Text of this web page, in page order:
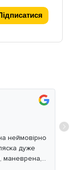
неймовірно
дуже
маневрена,